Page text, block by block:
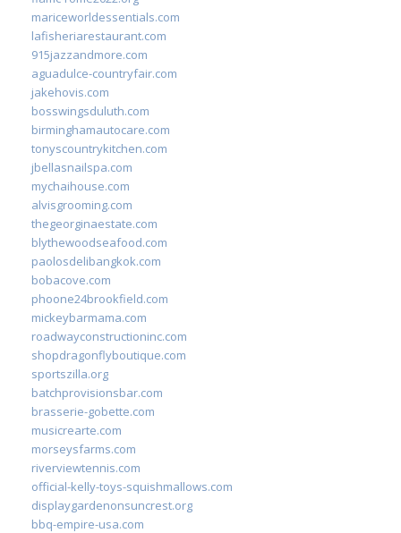
mariceworldessentials.com
lafisheriarestaurant.com
915jazzandmore.com
aguadulce-countryfair.com
jakehovis.com
bosswingsduluth.com
birminghamautocare.com
tonyscountrykitchen.com
jbellasnailspa.com
mychaihouse.com
alvisgrooming.com
thegeorginaestate.com
blythewoodseafood.com
paolosdelibangkok.com
bobacove.com
phoone24brookfield.com
mickeybarmama.com
roadwayconstructioninc.com
shopdragonflyboutique.com
sportszilla.org
batchprovisionsbar.com
brasserie-gobette.com
musicrearte.com
morseysfarms.com
riverviewtennis.com
official-kelly-toys-squishmallows.com
displaygardenonsuncrest.org
bbq-empire-usa.com